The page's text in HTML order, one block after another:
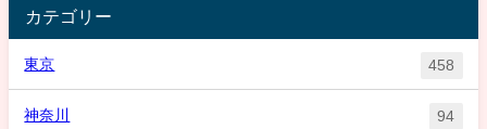
カテゴリー
東京 458
神奈川 94